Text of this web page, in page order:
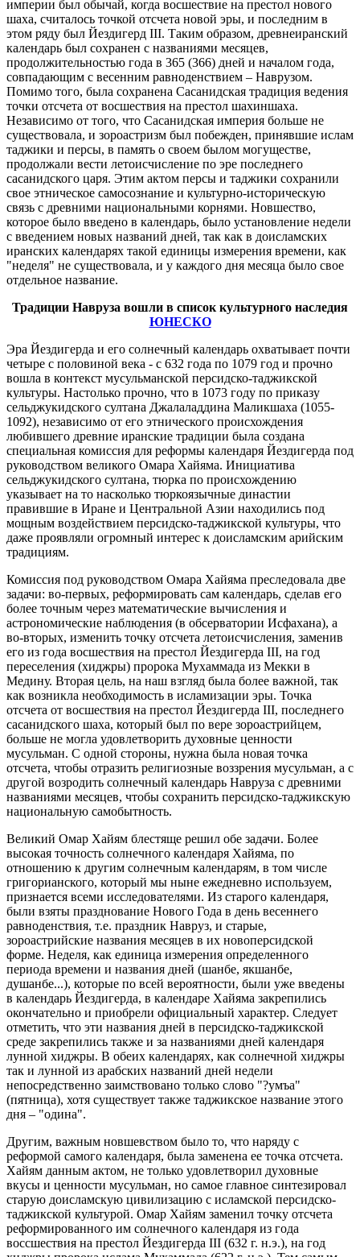
империи был обычай, когда восшествие на престол нового
шаха, считалось точкой отсчета новой эры, и последним в
этом ряду был Йездигерд III. Таким образом, древнеиранский
календарь был сохранен с названиями месяцев,
продолжительностью года в 365 (366) дней и началом года,
совпадающим с весенним равноденствием – Наврузом.
Помимо того, была сохранена Сасанидская традиция ведения
точки отсчета от восшествия на престол шахиншаха.
Независимо от того, что Сасанидская империя больше не
существовала, и зороастризм был побежден, принявшие ислам
таджики и персы, в память о своем былом могуществе,
продолжали вести летоисчисление по эре последнего
сасанидского царя. Этим актом персы и таджики сохранили
свое этническое самосознание и культурно-историческую
связь с древними национальными корнями. Новшество,
которое было введено в календарь, было установление недели
с введением новых названий дней, так как в доисламских
иранских календарях такой единицы измерения времени, как
"неделя" не существовала, и у каждого дня месяца было свое
отдельное название.
Традиции Навруза вошли в список культурного наследия
ЮНЕСКО
Эра Йездигерда и его солнечный календарь охватывает почти
четыре с половиной века - с 632 года по 1079 год и прочно
вошла в контекст мусульманской персидско-таджикской
культуры. Настолько прочно, что в 1073 году по приказу
сельджукидского султана Джалаладдина Маликшаха (1055-
1092), независимо от его этнического происхождения
любившего древние иранские традиции была создана
специальная комиссия для реформы календаря Йездигерда под
руководством великого Омара Хайяма. Инициатива
сельджукидского султана, тюрка по происхождению
указывает на то насколько тюркоязычные династии
правившие в Иране и Центральной Азии находились под
мощным воздействием персидско-таджикской культуры, что
даже проявляли огромный интерес к доисламским арийским
традициям.
Комиссия под руководством Омара Хайяма преследовала две
задачи: во-первых, реформировать сам календарь, сделав его
более точным через математические вычисления и
астрономические наблюдения (в обсерватории Исфахана), а
во-вторых, изменить точку отсчета летоисчисления, заменив
его из года восшествия на престол Йездигерда III, на год
переселения (хиджры) пророка Мухаммада из Мекки в
Медину. Вторая цель, на наш взгляд была более важной, так
как возникла необходимость в исламизации эры. Точка
отсчета от восшествия на престол Йездигерда III, последнего
сасанидского шаха, который был по вере зороастрийцем,
больше не могла удовлетворить духовные ценности
мусульман. С одной стороны, нужна была новая точка
отсчета, чтобы отразить религиозные воззрения мусульман, а с
другой возродить солнечный календарь Навруза с древними
названиями месяцев, чтобы сохранить персидско-таджикскую
национальную самобытность.
Великий Омар Хайям блестяще решил обе задачи. Более
высокая точность солнечного календаря Хайяма, по
отношению к другим солнечным календарям, в том числе
григорианского, который мы ныне ежедневно используем,
признается всеми исследователями. Из старого календаря,
были взяты празднование Нового Года в день весеннего
равноденствия, т.е. праздник Навруз, и старые,
зороастрийские названия месяцев в их новоперсидской
форме. Неделя, как единица измерения определенного
периода времени и названия дней (шанбе, якшанбе,
душанбе...), которые по всей вероятности, были уже введены
в календарь Йездигерда, в календаре Хайяма закрепились
окончательно и приобрели официальный характер. Следует
отметить, что эти названия дней в персидско-таджикской
среде закрепились также и за названиями дней календаря
лунной хиджры. В обеих календарях, как солнечной хиджры
так и лунной из арабских названий дней недели
непосредственно заимствовано только слово "?умъа"
(пятница), хотя существует также таджикское название этого
дня – "одина".
Другим, важным новшевством было то, что наряду с
реформой самого календаря, была заменена ее точка отсчета.
Хайям данным актом, не только удовлетворил духовные
вкусы и ценности мусульман, но самое главное синтезировал
старую доисламскую цивилизацию с исламской персидско-
таджикской культурой. Омар Хайям заменил точку отсчета
реформированного им солнечного календаря из года
воссшествия на престол Йездигерда III (632 г. н.э.), на год